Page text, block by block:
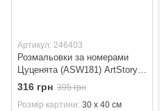
Артикул: 246403
Розмальовки за номерами
Цуценята (ASW181) ArtStory
30 х 40 см
316 грн 395 грн
Розмір картини 30 х 40 см